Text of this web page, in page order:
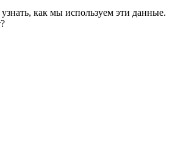
как мы используем эти данные.